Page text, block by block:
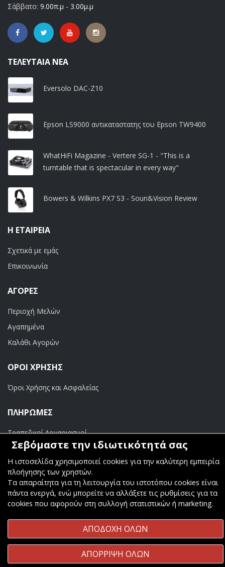
Σάββατο: 9.00π.μ - 3.00μ.μ
ΤΕΛΕΥΤΑΊΑ ΝΈΑ
Eversolo DAC-Z10
Epson LS9000 αντικαταστατης του Epson TW9400
WhatHiFi Magazine - Vertere SG-1 - "This is a
turntable that is spectacular in every way"
Bowers & Wilkins PX7 S3 - Soun&Vision Review
Η ΕΤΑΙΡΕΊΑ
Σχετικά με εμάς
Επικοινωνία
ΑΓΟΡΈΣ
Περιοχή Μελών
Αγαπημένα
Καλάθι Αγορών
ΟΡΟΙ ΧΡΗΣΗΣ
Όροι Χρήσης και Ασφαλείας
ΠΛΗΡΩΜΕΣ
Τραπεζικοί Λογαριασμοί
Copyright © Κοσμάς Audio Video. All Rights Reserved
Κατασκευή & ΦιλοξενίαKomvos.gr
Σεβόμαστε την ιδιωτικότητά σας
Η ιστοσελίδα χρησιμοποιεί cookies για την καλύτερη εμπειρία
πλοήγησης των χρηστών.
Τα απαραίτητα για τη λειτουργία του ιστοτόπου cookies είναι
πάντα ενεργά, ενώ μπορείτε να αλλάξετε τις ρυθμίσεις για τα
cookies που αφορούν στη συλλογή στατιστικών ή marketing.
ΑΠΟΔΟΧΗ ΟΛΩΝ
ΑΠΟΡΡΙΨΗ ΟΛΩΝ